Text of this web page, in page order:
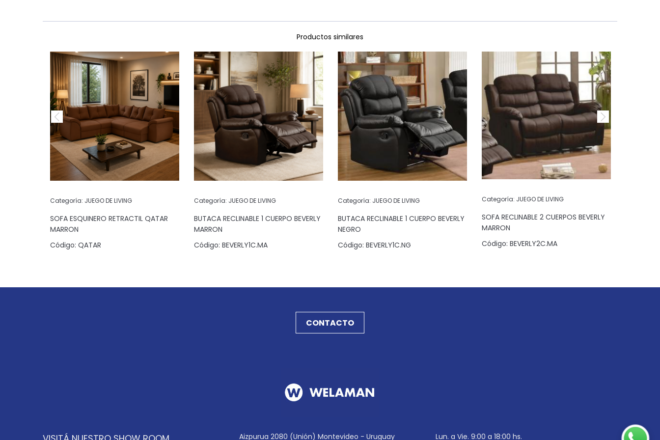
Productos similares
Categoría: JUEGO DE LIVING
SOFA ESQUINERO RETRACTIL QATAR
MARRON
Código: QATAR
Categoría: JUEGO DE LIVING
BUTACA RECLINABLE 1 CUERPO BEVERLY
MARRON
Código: BEVERLY1C.MA
Categoría: JUEGO DE LIVING
BUTACA RECLINABLE 1 CUERPO BEVERLY
NEGRO
Código: BEVERLY1C.NG
Categoría: JUEGO DE LIVING
SOFA RECLINABLE 2 CUERPOS BEVERLY
MARRON
Código: BEVERLY2C.MA
CONTACTO
Aizpurua 2080 (Unión) Montevideo - Uruguay Lun. a Vie. 9:00 a 18:00 hs.